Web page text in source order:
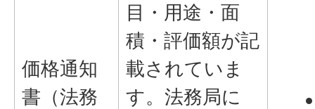
価格通知
書（法務
目・用途・面
積・評価額が記
載されていま
す。法務局に